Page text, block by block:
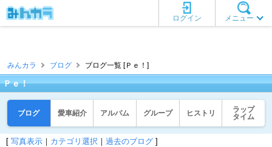
メニュー
ログイン
みんカラ ブログ ブログ一覧 [Ｐｅ！]
Ｐｅ！
ブログ 愛車紹介 アルバム グループ ヒストリ
ラップ
タイム
[ 写真表示 ｜ カテゴリ選択 ｜ 過去のブログ ]